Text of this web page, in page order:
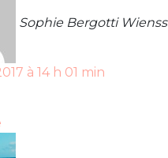
Sophie Bergotti Wienss
à 14 h 01 min